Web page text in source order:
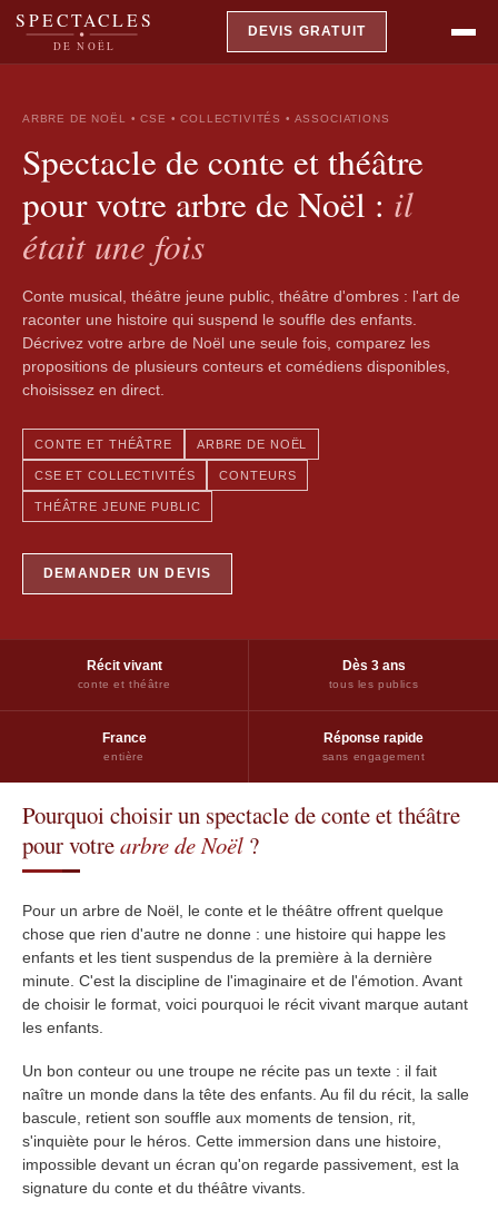
SPECTACLES
DE NOËL
DEVIS GRATUIT
ARBRE DE NOËL • CSE • COLLECTIVITÉS • ASSOCIATIONS
Spectacle de conte et théâtre
pour votre arbre de Noël : il
était une fois
Conte musical, théâtre jeune public, théâtre d'ombres : l'art de
raconter une histoire qui suspend le souffle des enfants.
Décrivez votre arbre de Noël une seule fois, comparez les
propositions de plusieurs conteurs et comédiens disponibles,
choisissez en direct.
CONTE ET THÉÂTRE ARBRE DE NOËL
CSE ET COLLECTIVITÉS CONTEURS
THÉÂTRE JEUNE PUBLIC
DEMANDER UN DEVIS
Récit vivant
conte et théâtre
Dès 3 ans
tous les publics
France
entière
Réponse rapide
sans engagement
Pourquoi choisir un spectacle de conte et théâtre
pour votrearbre de Noël ?
Pour un arbre de Noël, le conte et le théâtre offrent quelque
chose que rien d'autre ne donne : une histoire qui happe les
enfants et les tient suspendus de la première à la dernière
minute. C'est la discipline de l'imaginaire et de l'émotion. Avant
de choisir le format, voici pourquoi le récit vivant marque autant
les enfants.
Un bon conteur ou une troupe ne récite pas un texte : il fait
naître un monde dans la tête des enfants. Au fil du récit, la salle
bascule, retient son souffle aux moments de tension, rit,
s'inquiète pour le héros. Cette immersion dans une histoire,
impossible devant un écran qu'on regarde passivement, est la
signature du conte et du théâtre vivants.